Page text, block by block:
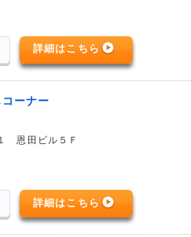
詳細はこちら
ーナー
恩田ビル５Ｆ
詳細はこちら